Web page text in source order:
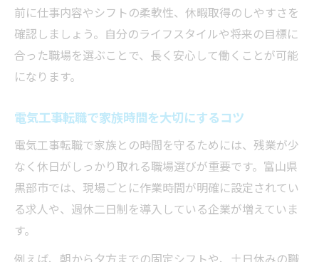
前に仕事内容やシフトの柔軟性、休暇取得のしやすさを
確認しましょう。自分のライフスタイルや将来の目標に
合った職場を選ぶことで、長く安心して働くことが可能
になります。
電気工事転職で家族時間を大切にするコツ
電気工事転職で家族との時間を守るためには、残業が少
なく休日がしっかり取れる職場選びが重要です。富山県
黒部市では、現場ごとに作業時間が明確に設定されてい
る求人や、週休二日制を導入している企業が増えていま
す。
例えば、朝から夕方までの固定シフトや、土日休みの職